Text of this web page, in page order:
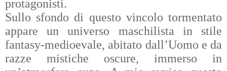
protagonisti.
Sullo sfondo di questo vincolo tormentato
appare un universo maschilista in stile
fantasy-medioevale, abitato dall’Uomo e da
razze mistiche oscure, immerso in